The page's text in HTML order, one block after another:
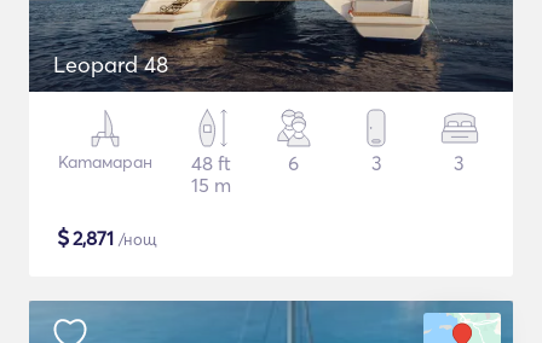
Leopard 48
Катамаран
48 ft
15 m
6 3 3
$2,871 /нощ